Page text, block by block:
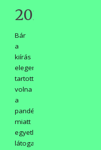
2021
Bár
a
kiírás
elegendőnek
tartott
volna
a
pandémia
miatt
egyetlen
látogatást/fotózást